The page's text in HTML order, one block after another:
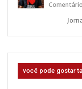
você pode gostar